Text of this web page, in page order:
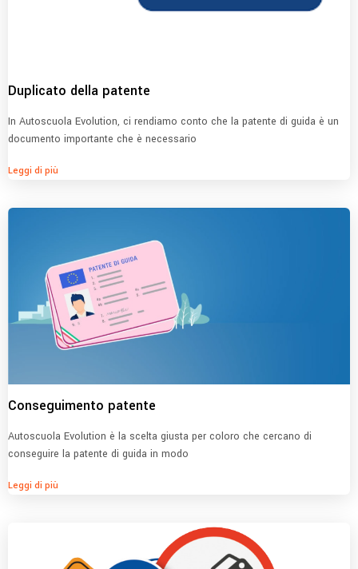
Duplicato della patente
In Autoscuola Evolution, ci rendiamo conto che la patente di guida è un
documento importante che è necessario
Leggi di più
Conseguimento patente
Autoscuola Evolution è la scelta giusta per coloro che cercano di
conseguire la patente di guida in modo
Leggi di più